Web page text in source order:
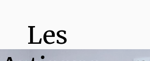
Les